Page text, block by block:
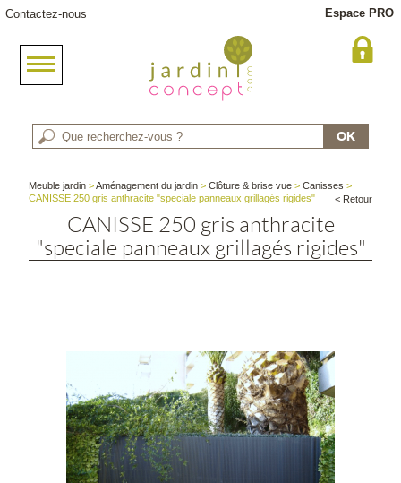
Contactez-nous Espace PRO
Meuble jardin >Aménagement du jardin >Clôture & brise vue >Canisses >
CANISSE 250 gris anthracite "speciale panneaux grillagés rigides"
< Retour
CANISSE 250 gris anthracite
"speciale panneaux grillagés rigides"